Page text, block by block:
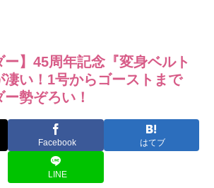
ー】45周年記念『変身ベルト
凄い！1号からゴーストまで
勢ぞろい！
Facebook はてブ
LINE